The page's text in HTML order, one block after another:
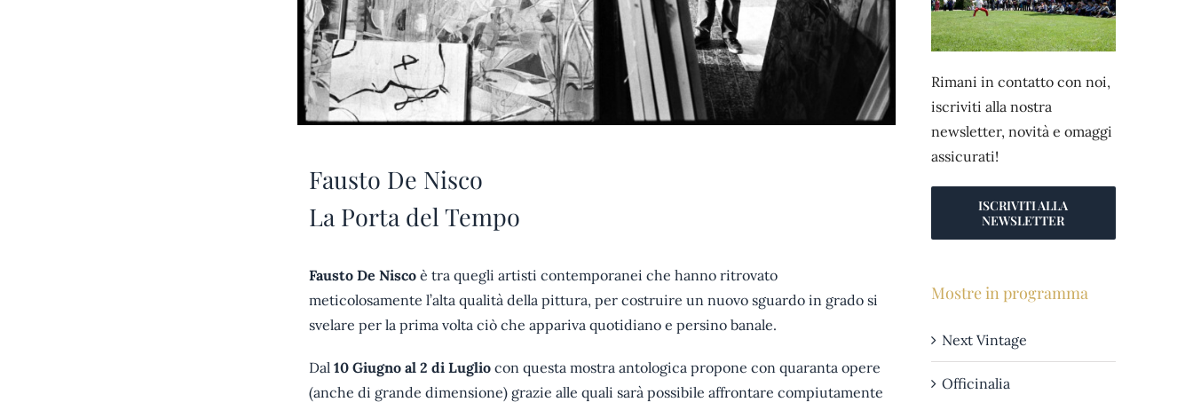
Fausto De Nisco
La Porta del Tempo
Fausto De Niscoè tra quegli artisti contemporanei che hanno ritrovato
meticolosamente l’alta qualità della pittura, per costruire un nuovo sguardo in grado si
svelare per la prima volta ciò che appariva quotidiano e persino banale.
Dal 10 Giugno al 2 di Lugliocon questa mostra antologica propone con quaranta opere
(anche di grande dimensione) grazie alle quali sarà possibile affrontare compiutamente
Rimani in contatto con noi,
iscriviti alla nostra
newsletter, novità e omaggi
assicurati!
ISCRIVITI ALLA
NEWSLETTER
Mostre in programma
Next Vintage
Officinalia